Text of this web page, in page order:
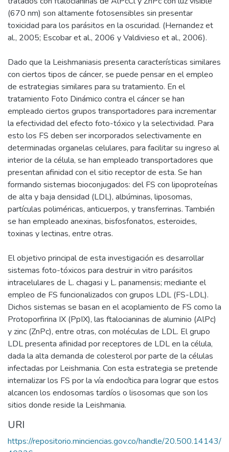
(670 nm) son altamente fotosensibles sin presentar
toxicidad para los parásitos en la oscuridad. (Hernandez et
al., 2005; Escobar et al., 2006 y Valdivieso et al., 2006).
Dado que la Leishmaniasis presenta características similares
con ciertos tipos de cáncer, se puede pensar en el empleo
de estrategias similares para su tratamiento. En el
tratamiento Foto Dinámico contra el cáncer se han
empleado ciertos grupos transportadores para incrementar
la efectividad del efecto foto-tóxico y la selectividad. Para
esto los FS deben ser incorporados selectivamente en
determinadas organelas celulares, para facilitar su ingreso al
interior de la célula, se han empleado transportadores que
presentan afinidad con el sitio receptor de esta. Se han
formando sistemas bioconjugados: del FS con lipoproteínas
de alta y baja densidad (LDL), albúminas, liposomas,
partículas poliméricas, anticuerpos, y transferrinas. También
se han empleado anexinas, bisfosfonatos, esteroides,
toxinas y lectinas, entre otras.
El objetivo principal de esta investigación es desarrollar
sistemas foto-tóxicos para destruir in vitro parásitos
intracelulares de L. chagasi y L. panamensis; mediante el
empleo de FS funcionalizados con grupos LDL (FS-LDL).
Dichos sistemas se basan en el acoplamiento de FS como la
Protoporfirina IX (PpIX), las ftalocianinas de aluminio (AlPc)
y zinc (ZnPc), entre otras, con moléculas de LDL. El grupo
LDL presenta afinidad por receptores de LDL en la célula,
dada la alta demanda de colesterol por parte de la células
infectadas por Leishmania. Con esta estrategia se pretende
internalizar los FS por la vía endocítica para lograr que estos
alcancen los endosomas tardíos o lisosomas que son los
sitios donde reside la Leishmania.
URI
https://repositorio.minciencias.gov.co/handle/20.500.14143/